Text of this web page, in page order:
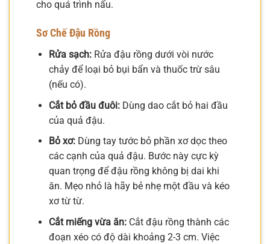
cho quá trình nấu.
Sơ Chế Đậu Rồng
Rửa sạch:Rửa đậu rồng dưới vòi nước
chảy để loại bỏ bụi bẩn và thuốc trừ sâu
(nếu có).
Cắt bỏ đầu đuôi:Dùng dao cắt bỏ hai đầu
của quả đậu.
Bỏ xơ:Dùng tay tước bỏ phần xơ dọc theo
các cạnh của quả đậu. Bước này cực kỳ
quan trọng để đậu rồng không bị dai khi
ăn. Mẹo nhỏ là hãy bẻ nhẹ một đầu và kéo
xơ từ từ.
Cắt miếng vừa ăn:Cắt đậu rồng thành các
đoạn xéo có độ dài khoảng 2-3 cm. Việc